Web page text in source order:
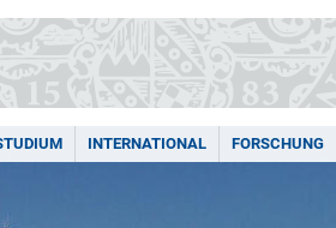
INTERNATIONAL FORSCHUNG